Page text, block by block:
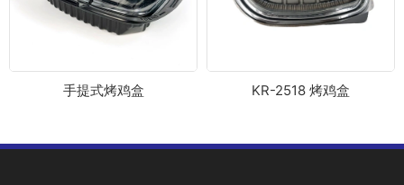
手提式烤鸡盒 KR-2518 烤鸡盒